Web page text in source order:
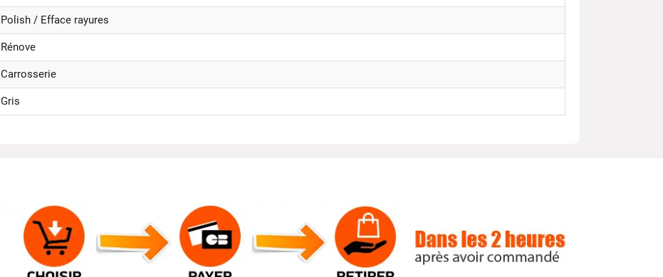
Polish / Efface rayures
Rénove
Carrosserie
Gris